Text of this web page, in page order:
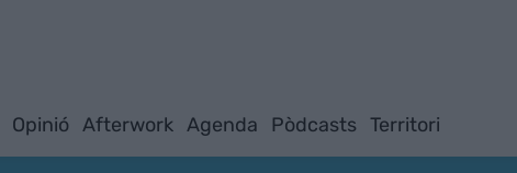
Opinió Afterwork Agenda Pòdcasts Territori